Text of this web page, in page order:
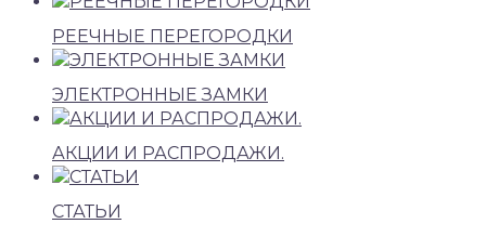
РЕЕЧНЫЕ ПЕРЕГОРОДКИ
ЭЛЕКТРОННЫЕ ЗАМКИ
АКЦИИ И РАСПРОДАЖИ.
СТАТЬИ